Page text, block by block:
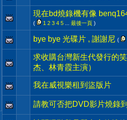
現在bd燒錄機有像
( 1 2 3 4 5 最後一頁 )
bye bye 光碟片 , 謝謝尼 (
求收購台灣新生代發行的
杰、林青霞主演）
我在威視樂租到盜版片
請教可否把DVD影片燒錄